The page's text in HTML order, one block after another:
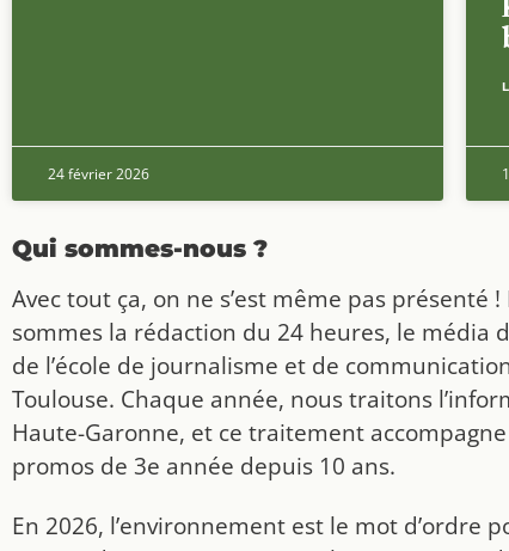
24 février 2026
Qui sommes-nous ?
Avec tout ça, on ne s’est même pas présenté !
sommes la rédaction du 24 heures, le média
de l’école de journalisme et de communication
Toulouse. Chaque année, nous traitons
Haute-Garonne, et ce traitement
promos de 3e année depuis 10 ans.
En 2026, l’environnement est le mot d’ordre